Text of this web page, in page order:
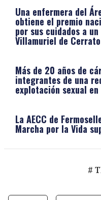
Una enfermera del
obtiene el premio
por sus cuidados a
Villamuriel de Cerrato
Más de 20 años de
integrantes de una
explotación sexual
La AECC de
Marcha por la Vida
#